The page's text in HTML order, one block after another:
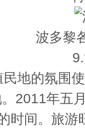
波多黎
地的氛围
2011年五
时间。旅